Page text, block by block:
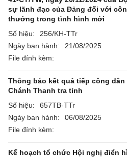
sự lãnh đạo của Đảng đối với
thưởng trong tình hình mới
Số hiệu:
256/KH-TTr
Ngày ban hành:
21/08/2025
File đính kèm:
Thông báo kết quả tiếp công
Chánh Thanh tra tỉnh
Số hiệu:
657TB-TTr
Ngày ban hành:
06/08/2025
File đính kèm:
Kế hoạch tổ chức Hội nghị điển